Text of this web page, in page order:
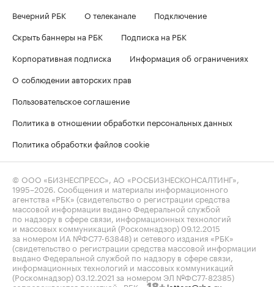
Вечерний РБК
О телеканале
Подключение
Скрыть баннеры на РБК
Подписка на РБК
Корпоративная подписка
Информация об ограничениях
О соблюдении авторских прав
Пользовательское соглашение
Политика в отношении обработки персональных данных
Политика обработки файлов cookie
© ООО «БИЗНЕСПРЕСС», АО «РОСБИЗНЕСКОНСАЛТИНГ»,
1995–2026 . Сообщения и материалы информационного
агентства «РБК» (свидетельство о регистрации средства
массовой информации выдано Федеральной службой
по надзору в сфере связи, информационных технологий
и массовых коммуникаций (Роскомнадзор) 09.12.2015
за номером ИА №ФС77-63848) и сетевого издания «РБК»
(свидетельство о регистрации средства массовой информации
выдано Федеральной службой по надзору в сфере связи,
информационных технологий и массовых коммуникаций
(Роскомнадзор) 03.12.2021 за номером ЭЛ №ФС77-82385)